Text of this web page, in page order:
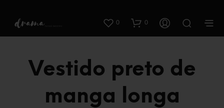
0 0
Vestido preto de
manga longa